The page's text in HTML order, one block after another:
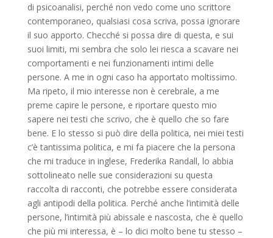
di psicoanalisi, perché non vedo come uno scrittore
contemporaneo, qualsiasi cosa scriva, possa ignorare
il suo apporto. Checché si possa dire di questa, e sui
suoi limiti, mi sembra che solo lei riesca a scavare nei
comportamenti e nei funzionamenti intimi delle
persone. A me in ogni caso ha apportato moltissimo.
Ma ripeto, il mio interesse non è cerebrale, a me
preme capire le persone, e riportare questo mio
sapere nei testi che scrivo, che è quello che so fare
bene. E lo stesso si può dire della politica, nei miei testi
c’è tantissima politica, e mi fa piacere che la persona
che mi traduce in inglese, Frederika Randall, lo abbia
sottolineato nelle sue considerazioni su questa
raccolta di racconti, che potrebbe essere considerata
agli antipodi della politica. Perché anche l’intimità delle
persone, l’intimità più abissale e nascosta, che è quello
che più mi interessa, è – lo dici molto bene tu stesso –